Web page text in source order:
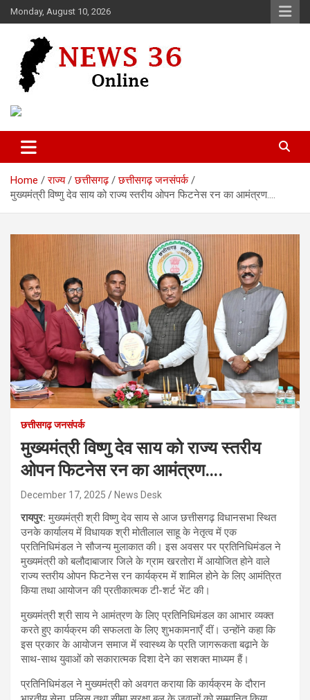
Skip
to
Monday, August 10, 2026
News 36
Home राज्य छत्तीसगढ़
छत्तीसगढ़ जनसंपर्क
मुख्यमंत्री विष्णु देव साय को राज्य स्तरीय ओपन फिटनेस रन का आमंत्रण….
छत्तीसगढ़ जनसंपर्क
मुख्यमंत्री विष्णु देव साय को राज्य स्तरीय
ओपन फिटनेस रन का आमंत्रण….
December 17, 2025 News Desk
रायपुर:मुख्यमंत्री श्री विष्णु देव साय से आज छत्तीसगढ़ विधानसभा स्थित
उनके कार्यालय में विधायक श्री मोतीलाल साहू के नेतृत्व में एक
प्रतिनिधिमंडल ने सौजन्य मुलाकात की। इस अवसर पर प्रतिनिधिमंडल ने
मुख्यमंत्री को बलौदाबाजार जिले के ग्राम खरतोरा में आयोजित होने वाले
राज्य स्तरीय ओपन फिटनेस रन कार्यक्रम में शामिल होने के लिए आमंत्रित
किया तथा आयोजन की प्रतीकात्मक टी-शर्ट भेंट की।
मुख्यमंत्री श्री साय ने आमंत्रण के लिए प्रतिनिधिमंडल का आभार व्यक्त
करते हुए कार्यक्रम की सफलता के लिए शुभकामनाएँ दीं। उन्होंने कहा कि
इस प्रकार के आयोजन समाज में स्वास्थ्य के प्रति जागरूकता बढ़ाने के
साथ-साथ युवाओं को सकारात्मक दिशा देने का सशक्त माध्यम हैं।
प्रतिनिधिमंडल ने मुख्यमंत्री को अवगत कराया कि कार्यक्रम के दौरान